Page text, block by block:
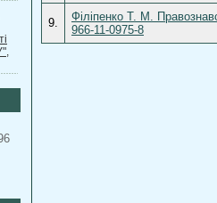
9.
Філіпенко Т. М.
966-11-0975-8